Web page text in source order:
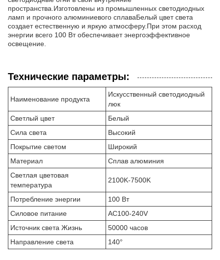
пространства.Изготовлены из промышленных светодиодных
ламп и прочного алюминиевого сплаваБелый цвет света
создает естественную и яркую атмосферу.При этом расход
энергии всего 100 Вт обеспечивает энергоэффективное
освещение.
Технические параметры:
Наименование продукта
Искусственный светодиодный
люк
Светлый цвет
Белый
Сила света
Высокий
Покрытие светом
Широкий
Материал
Сплав алюминия
Светлая цветовая
температура
2100K-7500K
Потребление энергии
100 Вт
Силовое питание
AC100-240V
Источник света Жизнь
50000 часов
Направление света
140°